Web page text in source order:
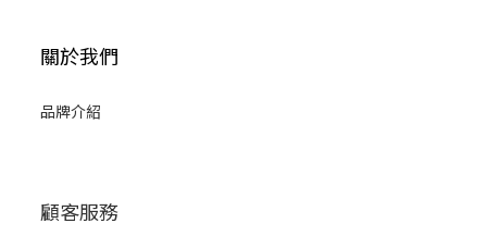
關於我們
品牌介紹
顧客服務